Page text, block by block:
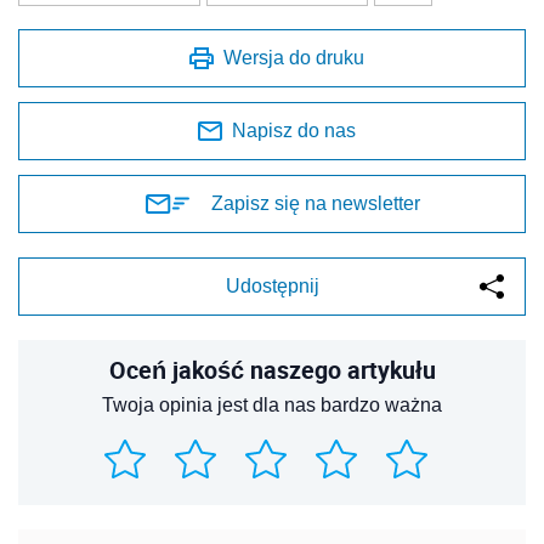
Wersja do druku
Napisz do nas
Zapisz się na newsletter
Udostępnij
Oceń jakość naszego artykułu
Twoja opinia jest dla nas bardzo ważna